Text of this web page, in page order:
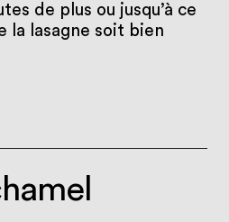
de plus ou jusqu’à ce
la lasagne soit bien